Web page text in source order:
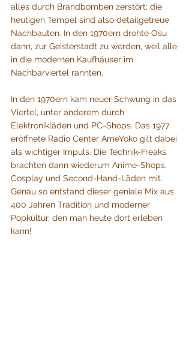
alles durch Brandbomben zerstört; die
heutigen Tempel sind also detailgetreue
Nachbauten. In den 1970ern drohte Osu
dann, zur Geisterstadt zu werden, weil alle
in die modernen Kaufhäuser im
Nachbarviertel rannten.
In den 1970ern kam neuer Schwung in das
Viertel, unter anderem durch
Elektronikläden und PC-Shops. Das 1977
eröffnete Radio Center AmeYoko gilt dabei
als wichtiger Impuls. Die Technik-Freaks
brachten dann wiederum Anime-Shops,
Cosplay und Second-Hand-Läden mit.
Genau so entstand dieser geniale Mix aus
400 Jahren Tradition und moderner
Popkultur, den man heute dort erleben
kann!